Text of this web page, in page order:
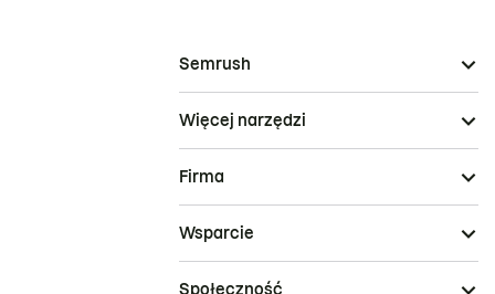
Semrush
Więcej narzędzi
Firma
Wsparcie
Społeczność